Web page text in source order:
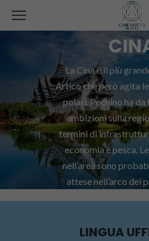
La Cina è il più
Artico che però agita
polari. Pechino ha
ambizioni sulla
termini di
economia e pesca.
nell’area sono
attese nell’arco dei
LINGUA